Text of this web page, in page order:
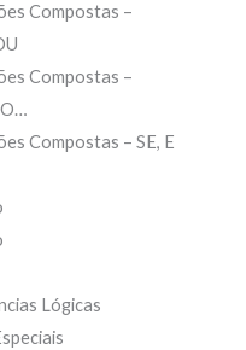
Compostas –
Compostas –
Compostas – SE, E
Lógicas